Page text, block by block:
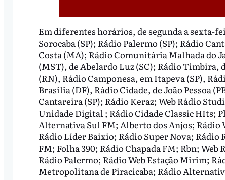
Em diferentes horários, de segunda a sexta-
Sorocaba (SP); Rádio Palermo (SP); Rádio
Costa (MA); Rádio Comunitária Malhada do
(MST), de Abelardo Luz (SC); Rádio Timbira,
(RN), Rádio Camponesa, em Itapeva (SP),
Brasília (DF), Rádio Cidade, de João Pessoa
Cantareira (SP); Rádio Keraz; Web Rádio
Unidade Digital ; Rádio Cidade Classic HIts;
Alternativa Sul FM; Alberto dos Anjos; Rádio
Rádio Líder Baixio; Rádio Super Nova;
FM; Folha 390; Rádio Chapada FM; Rbn; Web
Rádio Palermo; Rádio Web Estação Mirim;
Metropolitana de Piracicaba; Rádio